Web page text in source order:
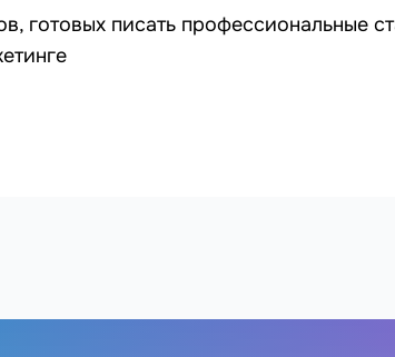
готовых писать профессиональные